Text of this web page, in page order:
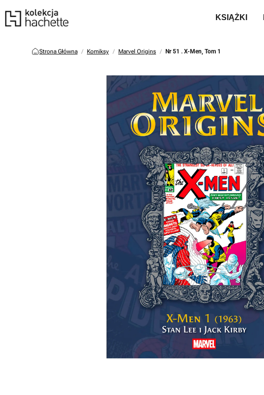
KSIĄŻKI
Strona Główna Komiksy Marvel Origins Nr 51 . X-Men, Tom 1